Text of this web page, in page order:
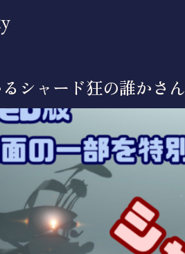
シャード狂の誰かさん